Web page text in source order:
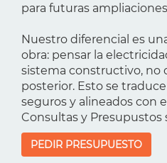
para futuras
Nuestro diferencial es
obra: pensar la
sistema constructivo, no
posterior. Esto se
seguros y alineados con
Consultas y Presupustos
PEDIR PRESUPUESTO